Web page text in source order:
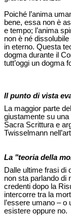
Poiché l’anima
bene, essa non è
e tempo; l’anima
non è né dissolubile
in eterno. Questa
dogma durante il
tutt’oggi un dogma
Il punto di vista
La maggior parte
giustamente su
Sacra Scrittura e
Twisselmann
La "teoria della
Dalle ultime frasi di
non sta parlando di
credenti dopo la
intercorre tra la
l’essere umano –
esistere oppure no.